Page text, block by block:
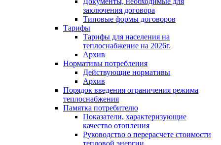
заключения договора
Типовые формы договоров
Тарифы
Тарифы для населения на
теплоснабжение на 2026г.
Архив
Нормативы потребления
Действующие нормативы
Архив
Порядок введения ограничения режима
теплоснабжения
Памятка потребителю
Показатели, характеризующие
качество отопления
Руководство о перерасчете стоимости